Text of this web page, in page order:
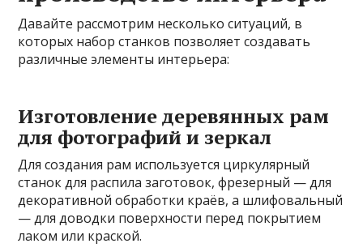
Давайте рассмотрим несколько ситуаций, в
которых набор станков позволяет создавать
различные элементы интерьера:
Изготовление деревянных рам
для фотографий и зеркал
Для создания рам используется циркулярный
станок для распила заготовок, фрезерный — для
декоративной обработки краёв, а шлифовальный
— для доводки поверхности перед покрытием
лаком или краской.